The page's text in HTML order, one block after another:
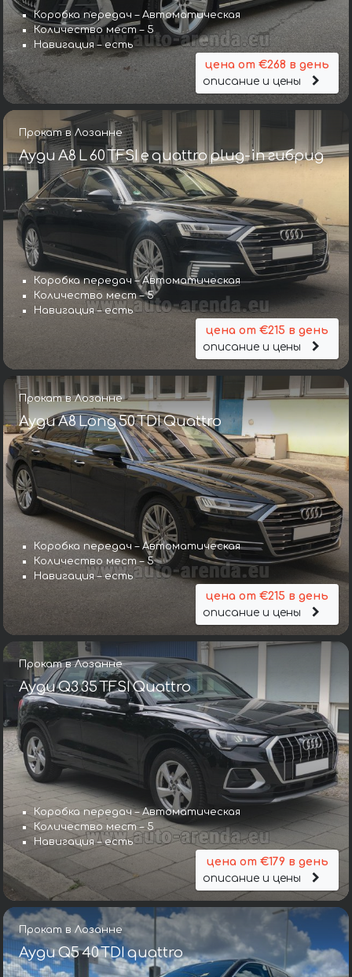
Коробка передач – Автоматическая
Количество мест – 5
Навигация – есть
цена от €268 в день
описание и цены
Прокат в Лозанне
Ауди A8 L 60 TFSI e quattro plug-in гибрид
Коробка передач – Автоматическая
Количество мест – 5
Навигация – есть
цена от €215 в день
описание и цены
Прокат в Лозанне
Ауди A8 Long 50 TDI Quattro
Коробка передач – Автоматическая
Количество мест – 5
Навигация – есть
цена от €215 в день
описание и цены
Прокат в Лозанне
Ауди Q3 35 TFSI Quattro
Коробка передач – Автоматическая
Количество мест – 5
Навигация – есть
цена от €179 в день
описание и цены
Прокат в Лозанне
Ауди Q5 40 TDI quattro